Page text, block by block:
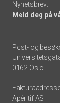
Nyhetsbrev:
Meld deg på
Post- og
0162 Oslo
Apéritif AS